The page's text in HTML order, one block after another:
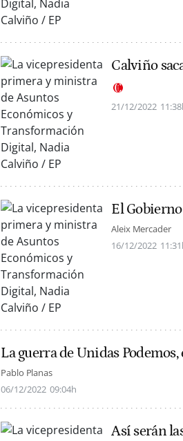
Calviño
21/12/2022
El
Aleix Mercader
16/12/2022
La guerra de Unidas
Pablo Planas
06/12/2022 09:04h
Así serán